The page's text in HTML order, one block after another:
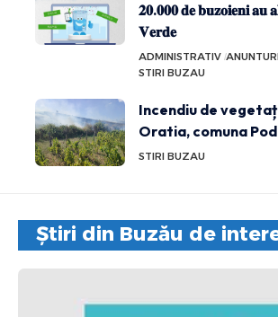
𝟐𝟎.𝟎𝟎𝟎 𝐝𝐞 𝐛𝐮𝐳𝐨𝐢𝐞𝐧𝐢 𝐚𝐮
𝐕𝐞𝐫𝐝𝐞
ADMINISTRATIV
STIRI BUZAU
Incendiu de
Oratia, comuna
STIRI BUZAU
Știri din Buzău de